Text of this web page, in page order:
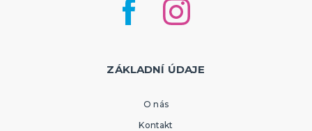
ZÁKLADNÍ ÚDAJE
O nás
Kontakt